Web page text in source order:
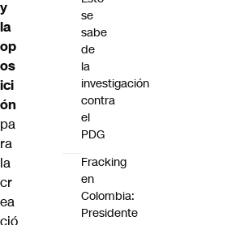
y
la
op
os
ici
ón
pa
ra
la
cr
ea
ció
se
sabe
de
la
investigación
contra
el
PDG
Fracking
en
Colombia:
Presidente